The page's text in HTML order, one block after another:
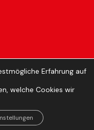
Indigo•Impressum
Erfahrung auf
welche Cookies wir